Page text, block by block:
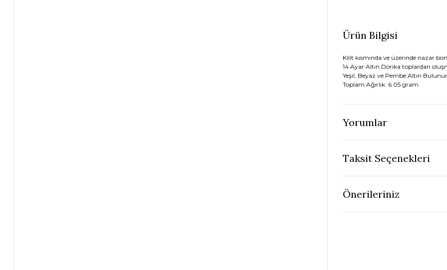
Ürün Bilgisi
Kilit kısmında ve üzerinde nazar
14 Ayar Altın Dorika toplardan
Yeşil, Beyaz ve Pembe Altın
Toplam Ağırlık: 6.05 gram
Yorumlar
Taksit Seçenekleri
Önerileriniz